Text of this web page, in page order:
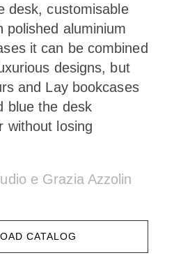
desk, customisable
polished aluminium
it can be combined
designs, but
and Lay bookcases
blue the desk
without losing
e Grazia Azzolin
CATALOG